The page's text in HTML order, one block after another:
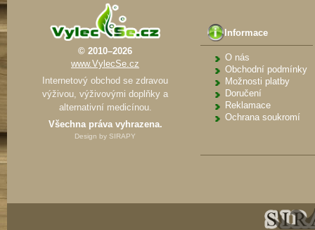
© 2010–2026
www.VylecSe.cz
Internetový obchod se zdravou
výživou, výživovými doplňky a
alternativní medicínou.
Všechna práva vyhrazena.
Design by SIRAPY
Informace
O nás
Obchodní podmínky
Možnosti platby
Doručení
Reklamace
Ochrana soukromí